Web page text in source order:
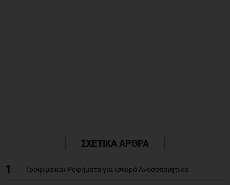
ΣΧΕΤΙΚΑ ΑΡΘΡΑ
1 Τρόφιμα και Ροφήματα για ισχυρό Ανοσοποιητικό